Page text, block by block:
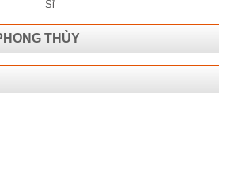
THỦY